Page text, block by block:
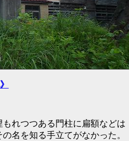
れつつある門柱に扁額などは
名を知る手立てがなかった。